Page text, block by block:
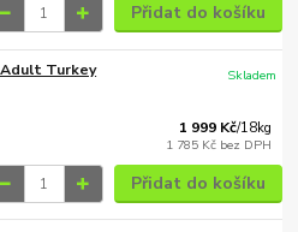
Přidat do košíku
Adult Turkey
1 999 Kč/18kg
1 785 Kč bez DPH
Skladem
Přidat do košíku